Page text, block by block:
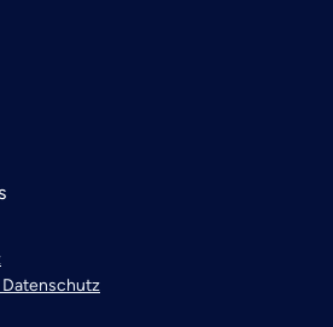
Datenschutz